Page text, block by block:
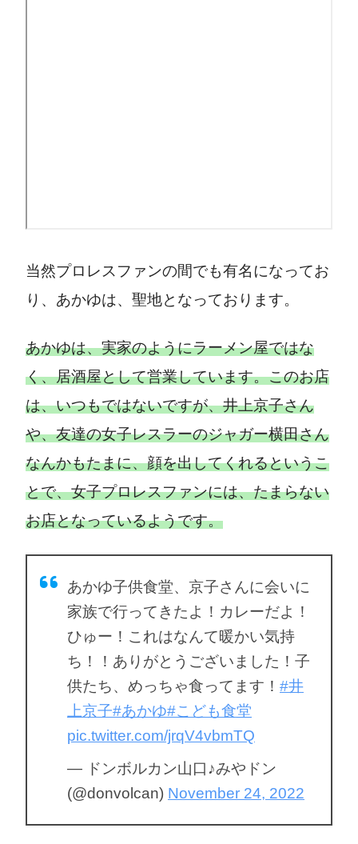
当然プロレスファンの間でも有名になってお
り、あかゆは、聖地となっております。
あかゆは、実家のようにラーメン屋ではな
く、居酒屋として営業しています。このお店
は、いつもではないですが、井上京子さん
や、友達の女子レスラーのジャガー横田さん
なんかもたまに、顔を出してくれるというこ
とで、女子プロレスファンには、たまらない
お店となっているようです。
あかゆ子供食堂、京子さんに会いに
家族で行ってきたよ！カレーだよ！
ひゅー！これはなんて暖かい気持
ち！！ありがとうございました！子
供たち、めっちゃ食ってます！ #井
上京子#あかゆ#こども食堂
pic.twitter.com/jrqV4vbmTQ
— ドンボルカン山口♪みやドン
(@donvolcan) November 24, 2022